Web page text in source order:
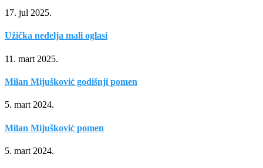
17. jul 2025.
Užička nedelja mali oglasi
11. mart 2025.
Milan Mijušković godišnji pomen
5. mart 2024.
Milan Mijušković pomen
5. mart 2024.